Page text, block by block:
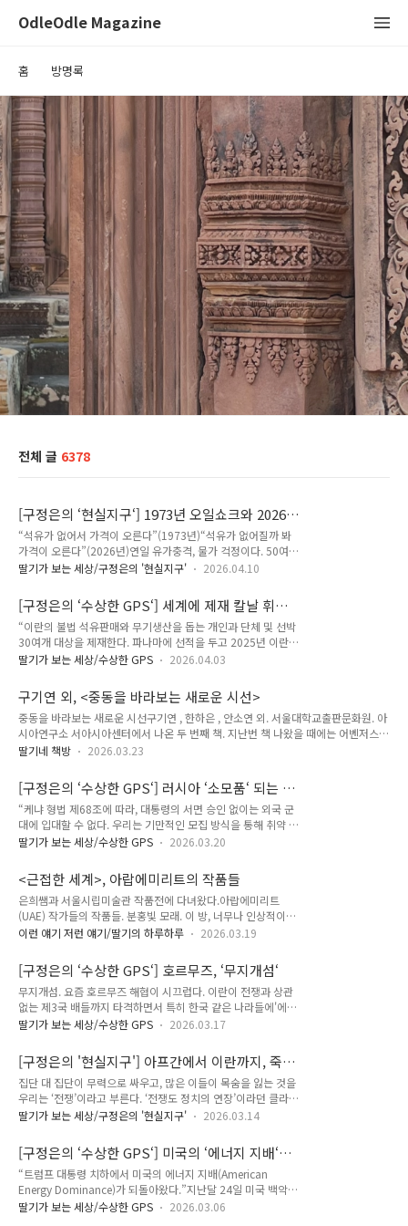
OdleOdle Magazine
홈 방명록
전체 글 6378
[구정은의 ‘현실지구‘] 1973년 오일쇼크와 2026
년 위기
“석유가 없어서 가격이 오른다”(1973년)“석유가 없어질까 봐
가격이 오른다”(2026년)연일 유가충격, 물가 걱정이다. 50여년
전 오일쇼크와 최근 상황을 단순화하면 저렇게 표현할 수 있을
제에 충격을 준 사건이지만 구조와 파급방식은 많이 다르다.
1973년 시작돼 이듬해까지 이어진 1차 오일쇼크는 아랍연합군
이 이스라엘과 맞붙었다 패배한 ‘욤키푸르 전쟁’의 후폭풍이었
다. 일방적으로 이스라엘 편을 드는 미국과 서방에 맞서 석유수
출국기구(OPEC, 오펙)를 중심으로 아랍 산유국들이 석유 생산
었다. 미국의 주유소 앞에는 줄이 늘어섰고 ‘배급량’을 줄여야 했
다. 미국은 그 뒤로 오..
딸기가 보는 세상/구정은의 '현실지구' 2026.04.10
[구정은의 ‘수상한 GPS‘] 세계에 제재 칼날 휘두
르는 미국의 숨은 손 OFAC
“이란의 불법 석유판매와 무기생산을 돕는 개인과 단체 및 선박
30여개 대상을 제재한다. 파나마에 선적을 두고 2025년 이란산
석유를 방글라데시로 실어나른 후트 호, 2020년부터 이란산 원
선적으로 지난해 말부터 이란산 연료유 200만 배럴을 수송한 노
스스타 호… 또한 이란 혁명수비대 등에 무기 재료를 조달해준
튀르키예, 아랍에미리트 등의 개인과 단체를 제재 대상으로 지정
한다.” 2월 25일 미국 재무부 웹사이트에 올라온 공지문이다. 지
난해에만 도널드 트럼프 대통령이 말한 ‘최대한의 압박 캠페
재 건수가 875건이었고 올들어서도 수시로 공지가 올라온다. 최
근에는 레바논 무장조..
딸기가 보는 세상/수상한 GPS 2026.04.03
구기연 외, <중동을 바라보는 새로운 시선>
중동을 바라보는 새로운 시선구기연 , 한하은 , 안소연 외. 서울대학교출판문화원. 아
시아연구소 서아시아센터에서 나온 두 번째 책. 지난번 책 나왔을 때에는 어벤저스라
고들 했었는데 이번에도 쟁쟁한 연구자들이 모여 드림팀을 만든 듯.기대가 정말 컸
있고, 제목 그대로 중동을 보는 새로운 시선을 접하게 해주는 책이기도 하고. 그런데
이 책이 나오고 세계 정세가 급변했다. 미/이스라엘-이란 전쟁, 가자지구나 레바논 상
황에 저자들 마음이 복잡했을 것 같다. 그런데 저자들 입장에선 아쉬움도 있겠지만
독자 입장에선 그래서 더 반갑기도 하다. 요즘 중동 상황뿐 아니라 러시아의 우크라
이나 침공 이후 ‘지정학의 귀환’을 이야기하는 분들..
딸기네 책방 2026.03.23
[구정은의 ‘수상한 GPS‘] 러시아 ‘소모품‘ 되는 아
프리카인들
“케냐 형법 제68조에 따라, 대통령의 서면 승인 없이는 외국 군
대에 입대할 수 없다. 우리는 기만적인 모집 방식을 통해 취약 계
층을 착취하는 인신매매와 밀수 조직에 대응하기 위해 정보 공유
러시아를 공식 방문 중이던 16일, 세르게이 라브로프 러시아 외
교장관과 만난 뒤 소셜미디어 X에 올린 글이다. 무다바디 장관에
따르면 “러시아-우크라이나 분쟁으로 피해를 입은 케냐 국민들
의 안녕이 핵심적인 우선순위로” 회담에서 다뤄졌다고 한다. 러
시아는 자국 내 병원 등에 있는 케냐인 부상자들을 케냐로 보내
인들이 빠져나오게 해주고 보상금도 주기로 약속했다고 했다. 러
시아와 우크라이나의 전쟁에 느닷..
딸기가 보는 세상/수상한 GPS 2026.03.20
<근접한 세계>, 아랍에미리트의 작품들
은희쌤과 서울시립미술관 작품전에 다녀왔다.아랍에미리트
(UAE) 작가들의 작품들. 분홍빛 모래. 이 방, 너무나 인상적이었
다. 분홍빛 모래만으로 이렇게 시각적 자극을 주다니. 이뿐 방.
넘 좋다! 전체적으로 아랍, 걸프, UAE 맥락에 대한 설명도 없고
번역은 ㄱㅈ같고 전시에 성의가 너무 없긴 했지만 작품들은 재미
있었다.위의 사진에 나온 작품 좋았음. 천막에 갇혀 온라인으로
세상과 만나는 여성. 억압과 연결. 돌로 만든 슬리퍼.걸음이 천근
만근이라는 게 바로 저런 거 아닐까. '생각'과 '추방' 사이- 글자가
에 유림면 다녀옴. 냄비국수와 비빔메밀 먹었는데 사진은 한..
이런 얘기 저런 얘기/딸기의 하루하루 2026.03.19
[구정은의 ‘수상한 GPS‘] 호르무즈, ‘무지개섬‘
무지개섬. 요즘 호르무즈 해협이 시끄럽다. 이란이 전쟁과 상관
없는 제3국 배들까지 타격하면서 특히 한국 같은 나라들에'에너
지 안보 위협'이 되고 있고, 세상이 어수선하다. 이미 너무나 많
가, 호르무즈 섬. 그 섬의 별명이 무지개섬이다. 석유 통로, 물류
의 길목, 지정학적 요충지… 하지만 긴 역사를 안고 있는 아름다
운 섬이다. 무지개섬이라니. 전쟁과는 너무 다른 이미지다. 사진
을 보면 황무지, 소금이 엉겨붙은 시냇물, 작지만 고풍스런 박물
관, 바닷물이 붉게 보이는 레드비치, 무지개빛 지질이 드러나 있
본토에서 약 8km 떨어져 있다. 인구는 몇 천 명 수준이라고 하는
데 상주 인..
딸기가 보는 세상/수상한 GPS 2026.03.17
[구정은의 '현실지구'] 아프간에서 이란까지, 죽음
을 기록하는 사람들
집단 대 집단이 무력으로 싸우고, 많은 이들이 목숨을 잃는 것을
우리는 ‘전쟁’이라고 부른다. ‘전쟁도 정치의 연장’이라던 클라우
제비츠의 시대는 2차 대전을 끝으로 종말을 고했고, 침략 전쟁은
히 사람들은 죽어간다.몇 명이 죽어야 ‘전쟁’일까. 이번 세기 들
어와 첫번째 대규모 전쟁이었던 아프가니스탄 전쟁에선 몇 명이
목숨을 잃었을까. 이라크 전쟁에서는? 시리아 내전에서는? 이란
에서 억압 통치에 항의하다가 숨진 사람은 몇 명이나 될까? ‘전
쟁에서 죽은 사람’의 범위는 어디까지일까? 지붕에 포탄이 떨어
딸기가 보는 세상/구정은의 '현실지구' 2026.03.14
[구정은의 ‘수상한 GPS‘] 미국의 ‘에너지 지배‘와
이란, 베네수엘라
“트럼프 대통령 치하에서 미국의 에너지 지배(American
Energy Dominance)가 되돌아왔다.”지난달 24일 미국 백악관
웹사이트에 게재된 글의 제목이다. 그 열흘 전 도널드 트럼프 대
딸기가 보는 세상/수상한 GPS 2026.03.06